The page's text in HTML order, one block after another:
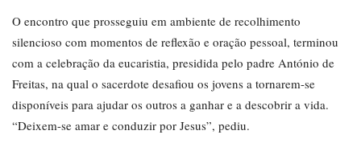
O encontro que prosseguiu em ambiente de recolhimento
silencioso com momentos de reflexão e oração pessoal, terminou
com a celebração da eucaristia, presidida pelo padre António de
Freitas, na qual o sacerdote desafiou os jovens a tornarem-se
disponíveis para ajudar os outros a ganhar e a descobrir a vida.
“Deixem-se amar e conduzir por Jesus”, pediu.